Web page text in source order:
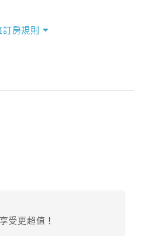
飯店）
限原訂飯店）
訂房規則
受更超值！